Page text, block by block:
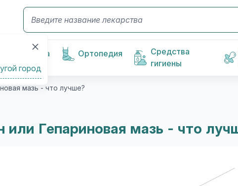
город
Косметика Ортопедия
Средства
гигиены
мазь - что лучше?
или Гепариновая мазь - что